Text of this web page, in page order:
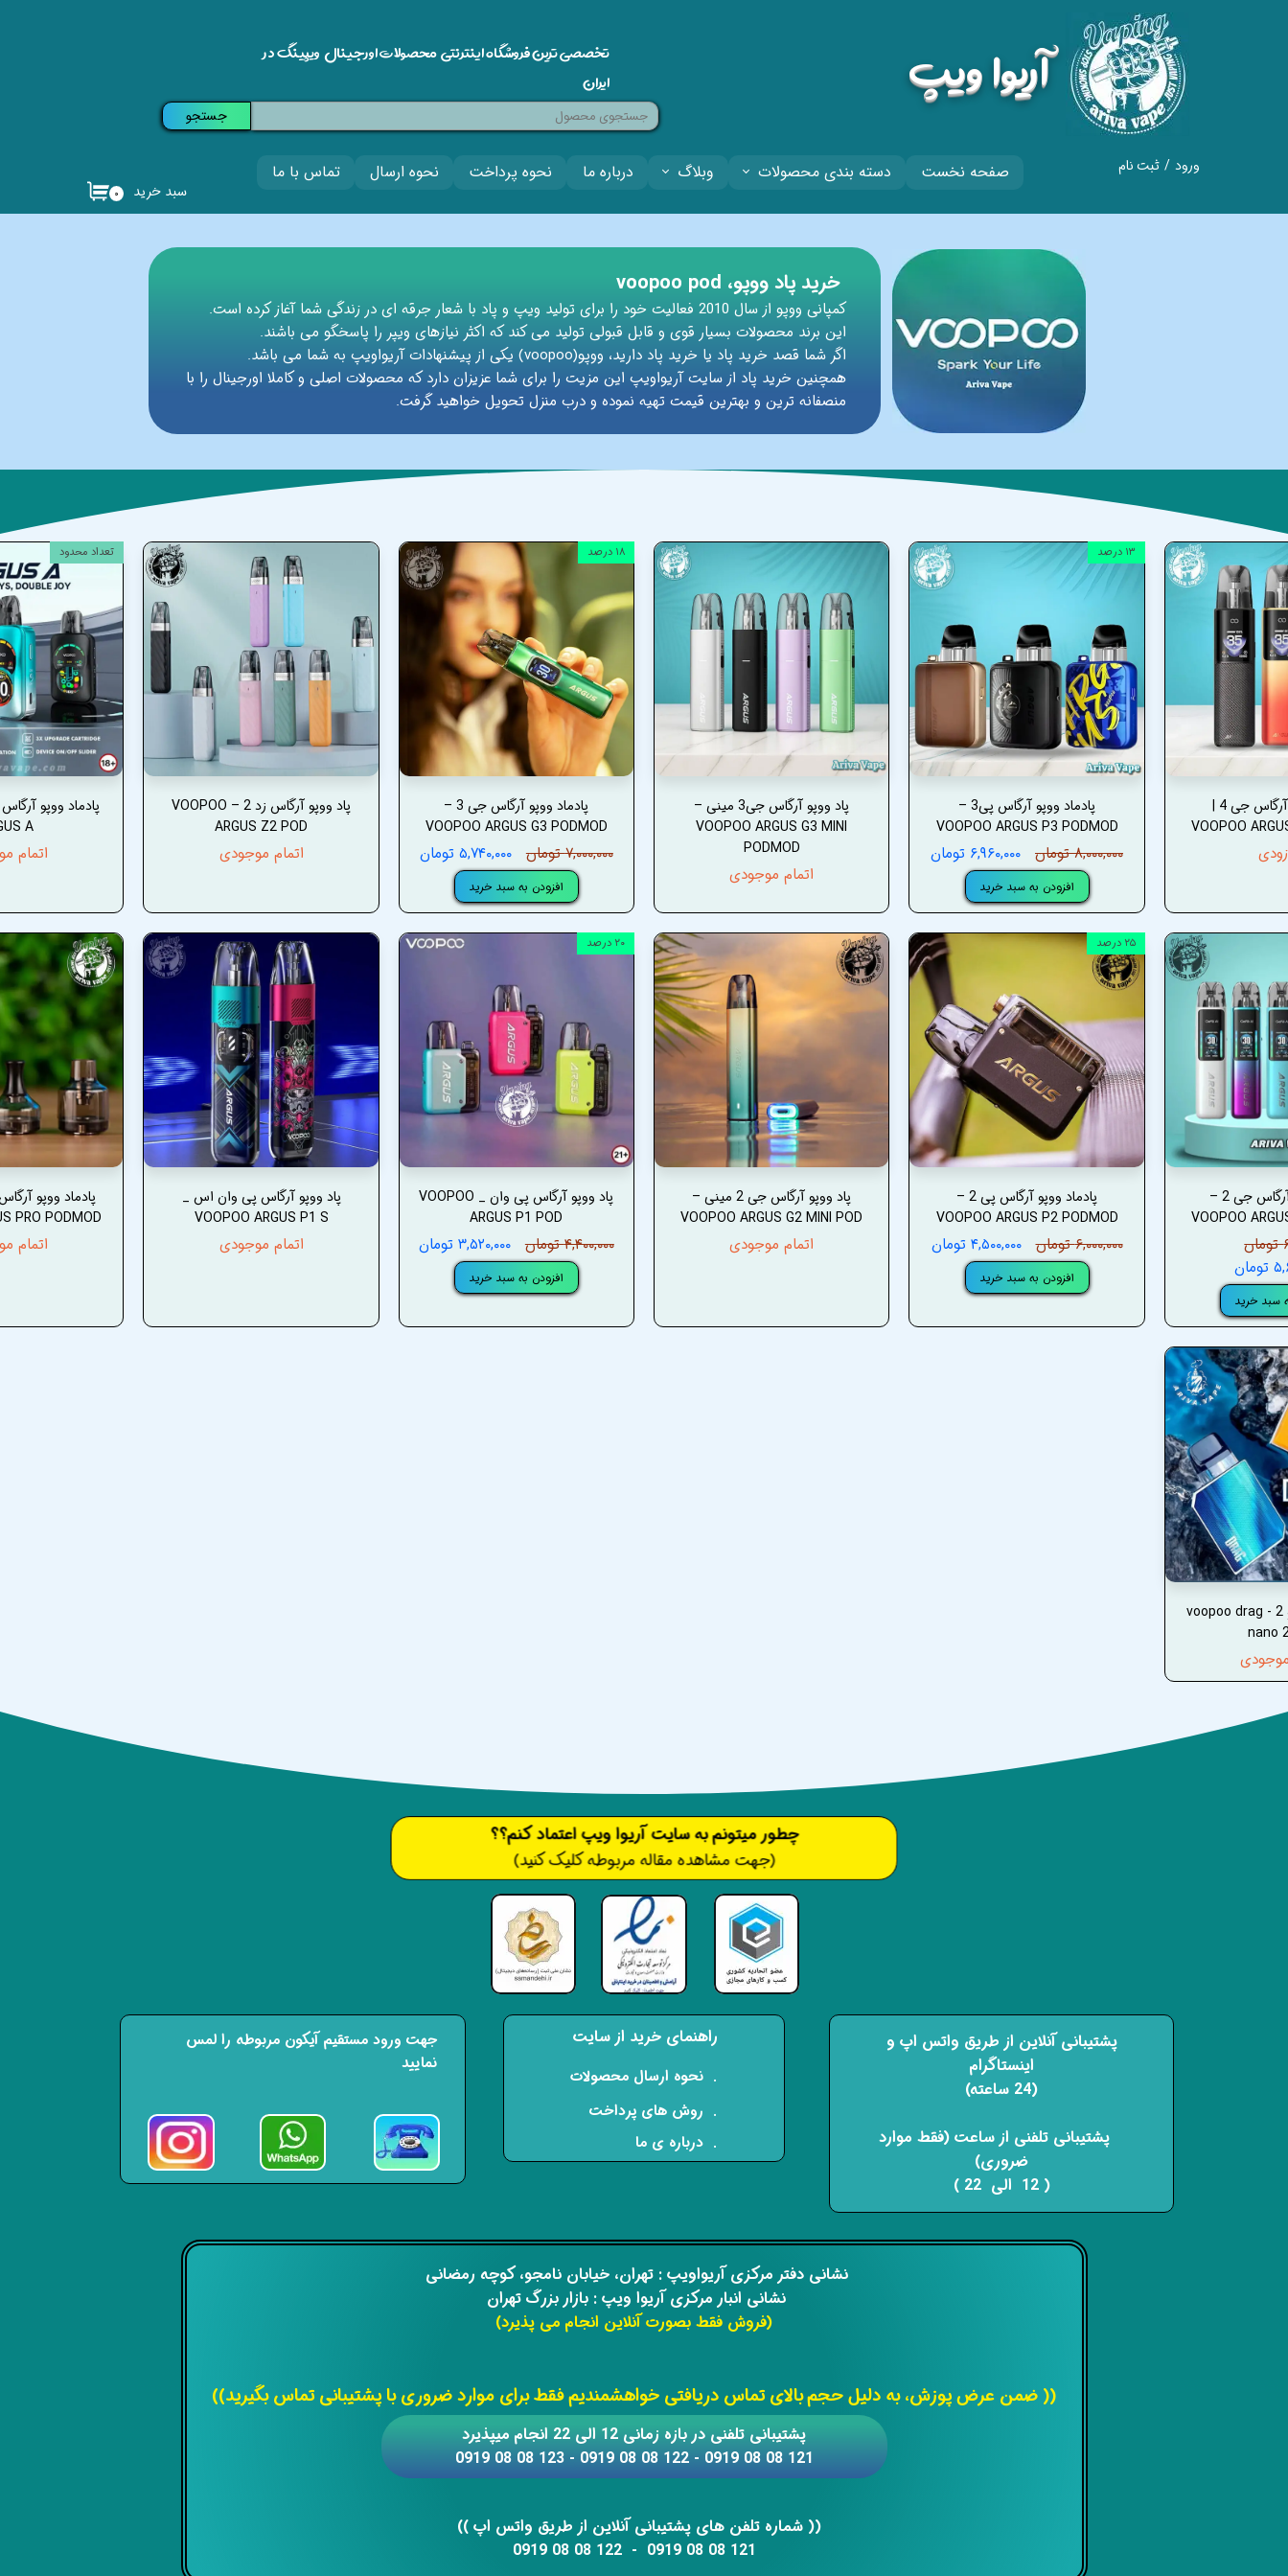
صفحه نخست دسته بندی محصولات وبلاگ درباره ما نحوه پرداخت نحوه ارسال تماس با ما ورود / ثبت نام
​آریوا ویپ
۰ سبد خرید
تخصصی ترین فروشگاه اینترنتی محصولات اورجینال ویپینگ در
ایران
جستجو
خرید پاد ووپو، voopoo pod
کمپانی ووپو از سال 2010 فعالیت خود را برای تولید ویپ و پاد با شعار جرقه ای در زندگی شما آغاز کرده است.
این برند محصولات بسیار قوی و قابل قبولی تولید می کند که اکثر نیازهای ویپر را پاسخگو می باشند.
اگر شما قصد خرید پاد یا خرید پاد دارید، ووپو(voopoo) یکی از پیشنهادات آریواویپ به شما می باشد.
همچنین خرید پاد از سایت آریواویپ این مزیت را برای شما عزیزان دارد که محصولات اصلی و کاملا اورجینال را با
منصفانه ترین و بهترین قیمت تهیه نموده و درب منزل تحویل خواهید گرفت.
پادماد ووپو آرگاس جی 4 |
VOOPOO
پادماد ووپو آرگاس پی3 –
VOOPOO ARGUS P3 PODMOD
۸,۰۰۰,۰۰۰ تومان ۶,۹۶۰,۰۰۰ تومان
افزودن به سبد خرید
۱۳ درصد
پاد ووپو آرگاس جی3 مینی –
VOOPOO ARGUS G3 MINI
PODMOD
اتمام موجودی
پادماد ووپو آرگاس جی 3 –
VOOPOO ARGUS G3 PODMOD
۷,۰۰۰,۰۰۰ تومان ۵,۷۴۰,۰۰۰ تومان
افزودن به سبد خرید
۱۸ درصد
پاد ووپو آرگاس زد 2 – VOOPOO
ARGUS Z2 POD
اتمام موجودی
A
اتمام
تعداد محدود
پادماد ووپو آرگاس جی 2 –
VOOPOO
سبد خرید
پادماد ووپو آرگاس پی 2 –
VOOPOO ARGUS P2 PODMOD
۶,۰۰۰,۰۰۰ تومان ۴,۵۰۰,۰۰۰ تومان
افزودن به سبد خرید
۲۵ درصد
پاد ووپو آرگاس جی 2 مینی –
VOOPOO ARGUS G2 MINI POD
اتمام موجودی
پاد ووپو آرگاس پی وان _ VOOPOO
ARGUS P1 POD
۴,۴۰۰,۰۰۰ تومان ۳,۵۲۰,۰۰۰ تومان
افزودن به سبد خرید
۲۰ درصد
پاد ووپو آرگاس پی وان اس _
VOOPOO ARGUS P1 S
اتمام موجودی
PRO PODMOD
اتمام
پاد ووپو درگ نانو 2 - voopoo drag
nano
​​نشانی دفتر مرکزی آریواویپ : تهران، خیابان نامجو،کوچه رمضانی
نشانی انبار مرکزی آریوا ویپ : بازار بزرگ تهران
(فروش فقط بصورت آنلاین انجام می پذیرد)
(( ضمن عرض پوزش، به دلیل حجم بالای تماس دریافتی خواهشمندیم فقط برای موارد ضروری با پشتیبانی تماس بگیرید))
​​​​​​​​​​​​​​(( ​​​​​​​شماره تلفن های پشتیبانی آنلاین از طریق واتس اپ ))
​​​​​​​121 08 08 0919 - 122 08 08 0919
​​پشتیبانی تلفنی در بازه زمانی 12 الی 22 انجام میپذیرد
121 08 08 0919 - 122 08 08 0919 - 123 08 08 0919
​​​چطور میتونم به سایت آریوا ویپ اعتماد کنم؟؟
(جهت مشاهده مقاله مربوطه کلیک کنید)
راهنمای خرید از سایت
​. نحوه ارسال محصولات
. روش های پرداخت
. درباره ی ما
پشتیبانی آنلاین از طریق واتس اپ و
اینستاگرام
(24 ساعته)
​​​​​​​ پشتیبانی تلفنی از ساعت (فقط موارد
ضروری)
( 12 الی 22 ) ​​​​​​​
جهت ورود مستقیم آیکون مربوطه را لمس
نمایید